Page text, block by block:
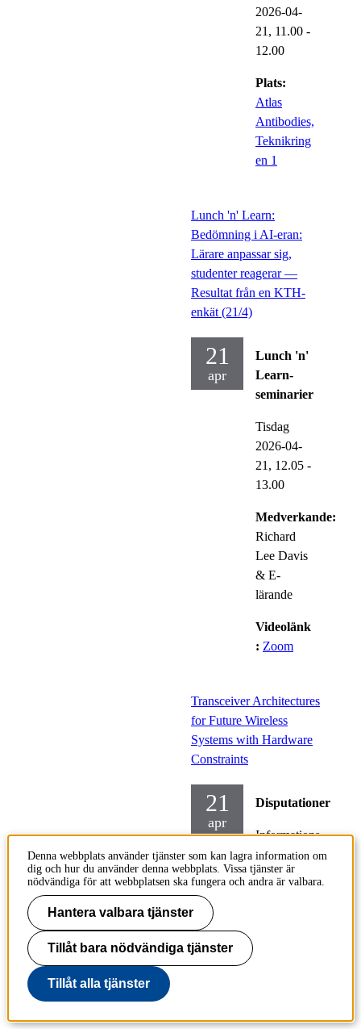
2026-04-
21, 11.00 -
12.00
Plats:
Atlas
Antibodies,
Teknikring
en 1
Lunch 'n' Learn:
Bedömning i AI-eran:
Lärare anpassar sig,
studenter reagerar —
Resultat från en KTH-
enkät (21/4)
21
apr
Lunch 'n'
Learn-
seminarier
Tisdag
2026-04-
21, 12.05 -
13.00
Medverkande:
Richard
Lee Davis
& E-
lärande
Videolänk
: Zoom
Transceiver Architectures
for Future Wireless
Systems with Hardware
Constraints
21
apr
Disputationer
Informations-
och
Denna webbplats använder tjänster som kan lagra information om
dig och hur du använder denna webbplats. Vissa tjänster är
nödvändiga för att webbplatsen ska fungera och andra är valbara.
Hantera valbara tjänster
Tillåt bara nödvändiga tjänster
Tillåt alla tjänster